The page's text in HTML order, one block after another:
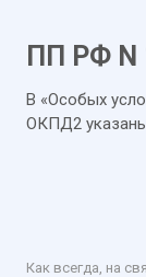
ПП РФ N
В «Особых
ОКПД2
Как всегда, на